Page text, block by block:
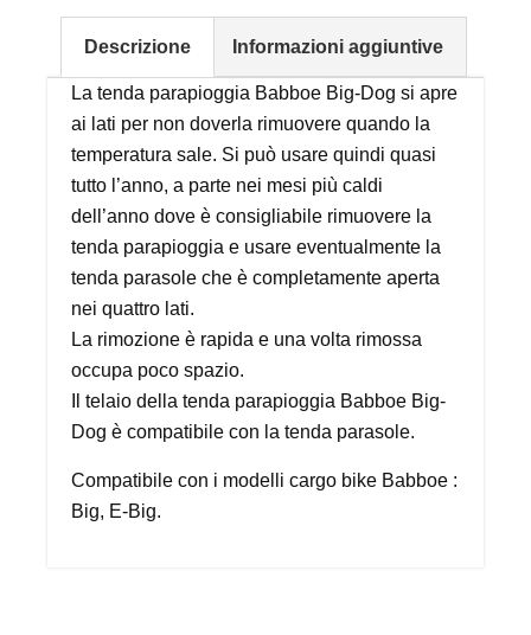
Descrizione Informazioni aggiuntive
La tenda parapioggia Babboe Big-Dog si apre
ai lati per non doverla rimuovere quando la
temperatura sale. Si può usare quindi quasi
tutto l’anno, a parte nei mesi più caldi
dell’anno dove è consigliabile rimuovere la
tenda parapioggia e usare eventualmente la
tenda parasole che è completamente aperta
nei quattro lati.
La rimozione è rapida e una volta rimossa
occupa poco spazio.
Il telaio della tenda parapioggia Babboe Big-
Dog è compatibile con la tenda parasole.
Compatibile con i modelli cargo bike Babboe :
Big, E-Big.